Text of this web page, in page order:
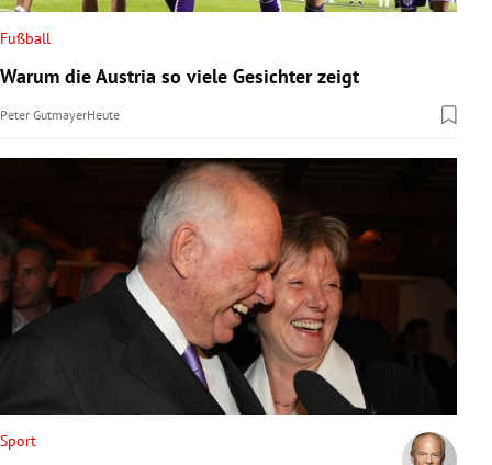
Fußball
Warum die Austria so viele Gesichter zeigt
Peter GutmayerHeute
Sport